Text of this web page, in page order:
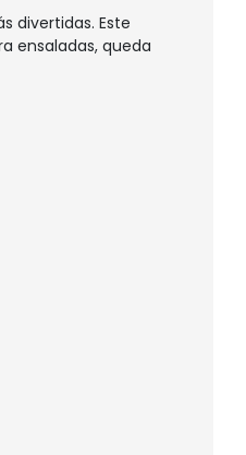
divertidas. Este
ensaladas, queda